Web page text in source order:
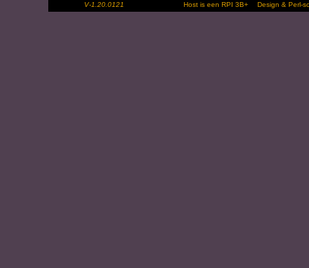
V-1.20.0121 Host is een RPI 3B+ Design &